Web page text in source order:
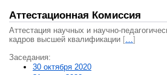
Аттестационная Комиссия
Аттестация научных и научно-
кадров высшей квалификации […]
Заседания:
30 октября 2020